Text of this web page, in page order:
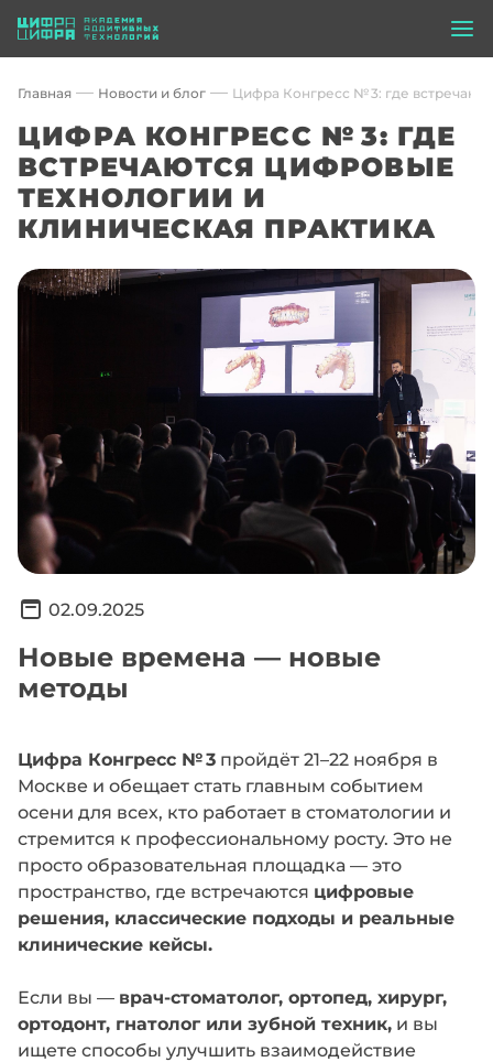
Главная Новости и блог Цифра Конгресс № 3: где
ЦИФРА КОНГРЕСС № 3: ГДЕ
ВСТРЕЧАЮТСЯ ЦИФРОВЫЕ
ТЕХНОЛОГИИ И
КЛИНИЧЕСКАЯ ПРАКТИКА
02.09.2025
Новые времена — новые
методы
Цифра Конгресс № 3 пройдёт 21–22 ноября в
Москве и обещает стать главным событием
осени для всех, кто работает в стоматологии и
стремится к профессиональному росту. Это не
просто образовательная площадка — это
пространство, где встречаются цифровые
решения, классические подходы и реальные
клинические кейсы.
Если вы — врач-стоматолог, ортопед, хирург,
ортодонт, гнатолог или зубной техник, и вы
ищете способы улучшить взаимодействие